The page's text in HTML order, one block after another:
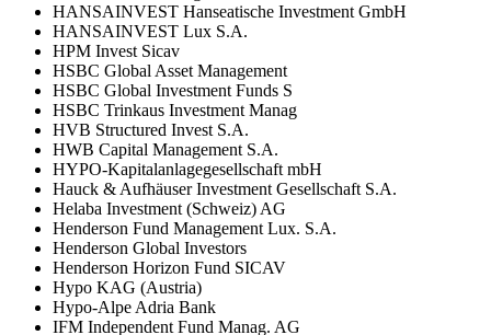
HANSAINVEST Hanseatische Investment GmbH
HANSAINVEST Lux S.A.
HPM Invest Sicav
HSBC Global Asset Management
HSBC Global Investment Funds S
HSBC Trinkaus Investment Manag
HVB Structured Invest S.A.
HWB Capital Management S.A.
HYPO-Kapitalanlagegesellschaft mbH
Hauck & Aufhäuser Investment Gesellschaft S.A.
Helaba Investment (Schweiz) AG
Henderson Fund Management Lux. S.A.
Henderson Global Investors
Henderson Horizon Fund SICAV
Hypo KAG (Austria)
Hypo-Alpe Adria Bank
IFM Independent Fund Manag. AG